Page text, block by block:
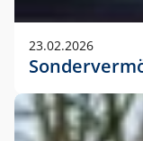
23.02.2026